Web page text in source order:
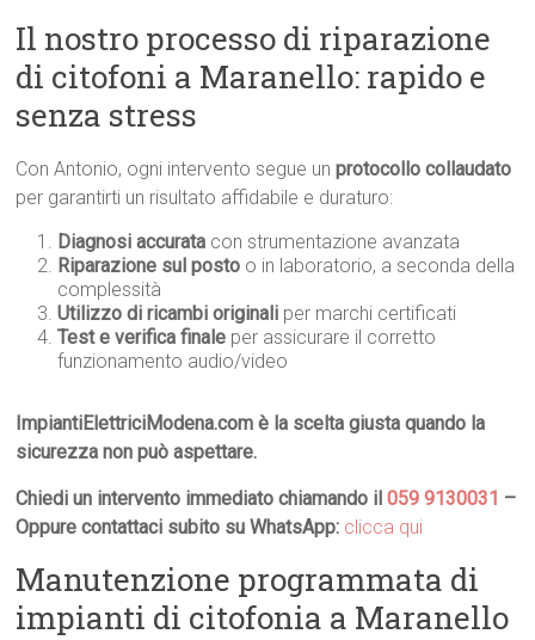
Il nostro processo di riparazione
di citofoni a Maranello: rapido e
senza stress
Con Antonio, ogni intervento segue unprotocollo collaudato
per garantirti un risultato affidabile e duraturo:
Diagnosi accurata con strumentazione avanzata
Riparazione sul posto o in laboratorio, a seconda della
complessità
Utilizzo di ricambi originali per marchi certificati
Test e verifica finale per assicurare il corretto
funzionamento audio/video
ImpiantiElettriciModena.com è la scelta giusta quando la
sicurezza non può aspettare.
Chiedi un intervento immediato chiamando il059 9130031 –
Oppure contattaci subito su WhatsApp: clicca qui
Manutenzione programmata di
impianti di citofonia a Maranello